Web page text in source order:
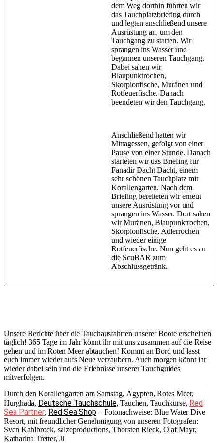
dem Weg dorthin führten wir
das Tauchplatzbriefing durch
und legten anschließend unsere
Ausrüstung an, um den
Tauchgang zu starten. Wir
sprangen ins Wasser und
begannen unseren Tauchgang.
Dabei sahen wir
Blaupunktrochen,
Skorpionfische, Muränen und
Rotfeuerfische. Danach
beendeten wir den Tauchgang.
Anschließend hatten wir
Mittagessen, gefolgt von einer
Pause von einer Stunde. Danach
starteten wir das Briefing für
Fanadir Dacht Dacht, einem
sehr schönen Tauchplatz mit
Korallengarten. Nach dem
Briefing bereiteten wir erneut
unsere Ausrüstung vor und
sprangen ins Wasser. Dort sahen
wir Muränen, Blaupunktrochen,
Skorpionfische, Adlerrochen
und wieder einige
Rotfeuerfische. Nun geht es an
die ScuBAR zum
Abschlussgetränk.
Unsere Berichte über die Tauchausfahrten unserer Boote erscheinen
täglich! 365 Tage im Jahr könnt ihr mit uns zusammen auf die Reise
gehen und im Roten Meer abtauchen! Kommt an Bord und lasst
euch immer wieder aufs Neue verzaubern. Auch morgen könnt ihr
wieder dabei sein und die Erlebnisse unserer Tauchguides
mitverfolgen.
Durch den Korallengarten am Samstag, Ägypten, Rotes Meer,
Hurghada, Deutsche Tauchschule, Tauchen, Tauchkurse, Red
Sea Partner, Red Sea Shop – Fotonachweise: Blue Water Dive
Resort, mit freundlicher Genehmigung von unseren Fotografen:
Sven Kahlbrock, salzeproductions, Thorsten Rieck, Olaf Mayr,
Katharina Tretter, JJ